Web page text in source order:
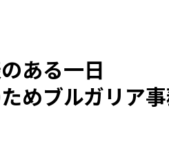
ある一日
めブルガリア